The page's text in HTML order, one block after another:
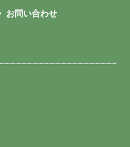
お問い合わせ